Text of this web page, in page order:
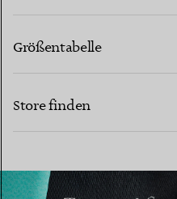
MEHR ERFAHREN
Größentabelle
Store finden
EINEN STORE IN IHRER NÄHE